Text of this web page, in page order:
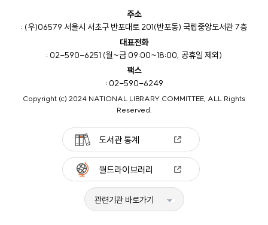
주소
: (우)06579 서울시 서초구 반포대로 201(반포동) 국립중앙도서관 7층
대표전화
: 02-590-6251 (월~금 09:00~18:00, 공휴일 제외)
팩스
: 02-590-6249
Copyright (c) 2024 NATIONAL LIBRARY COMMITTEE, ALL Rights
Reserved.
도서관 통계
월드라이브러리
관련기관 바로가기